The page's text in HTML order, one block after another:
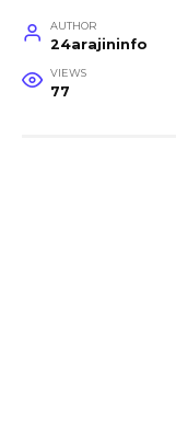
AUTHOR
24arajininfo
VIEWS
77